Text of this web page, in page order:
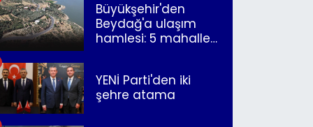
Büyükşehir'den
Beydağ'a ulaşım
hamlesi: 5 mahalle
YENİ Parti'den iki
şehre atama